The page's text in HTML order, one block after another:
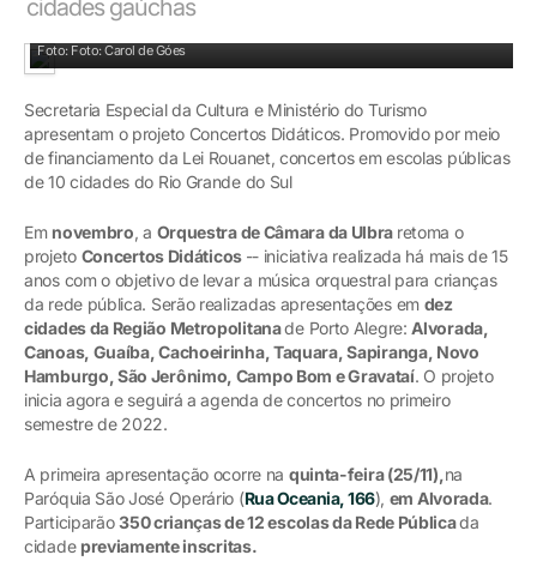
cidades gaúchas
Foto: Foto: Carol de Góes
Secretaria Especial da Cultura e Ministério do Turismo
apresentam o projeto Concertos Didáticos. Promovido por meio
de financiamento da Lei Rouanet, concertos em escolas públicas
de 10 cidades do Rio Grande do Sul
Em novembro, a Orquestra de Câmara da Ulbra retoma o
projeto Concertos Didáticos -- iniciativa realizada há mais de 15
anos com o objetivo de levar a música orquestral para crianças
da rede pública. Serão realizadas apresentações em dez
cidades da Região Metropolitanade Porto Alegre:Alvorada,
Canoas, Guaíba, Cachoeirinha, Taquara, Sapiranga, Novo
Hamburgo, São Jerônimo, Campo Bom e Gravataí. O projeto
inicia agora e seguirá a agenda de concertos no primeiro
semestre de 2022.
A primeira apresentação ocorre na quinta-feira (25/11),na
Paróquia São José Operário (Rua Oceania, 166), em Alvorada.
Participarão350 crianças de 12 escolas da Rede Públicada
cidade previamente inscritas.